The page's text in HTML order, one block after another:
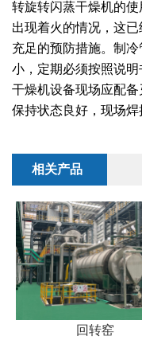
滚筒干燥系列
沸腾干燥系列
烘箱干燥系列
管束干燥系列
社会责任
转旋转闪蒸干燥机的
出现着火的情况，这
充足的预防措施。制
小，定期必须按照说明
干燥机设备现场应配备
保持状态良好，现场焊
相关产品
回转窑